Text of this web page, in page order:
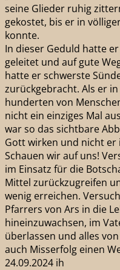
seine Glieder ruhig
gekostet, bis er in
konnte.
In dieser Geduld hatte
geleitet und auf gute
hatte er schwerste
zurückgebracht. Als er
hunderten von
nicht ein einziges Mal
war so das sichtbare
Gott wirken und nicht er
Schauen wir auf uns!
im Einsatz für die
Mittel zurückzugreifen
wenig erreichen.
Pfarrers von Ars in die
hineinzuwachsen, im
überlassen und alles
auch Misserfolg einen
24.09.2024 ih